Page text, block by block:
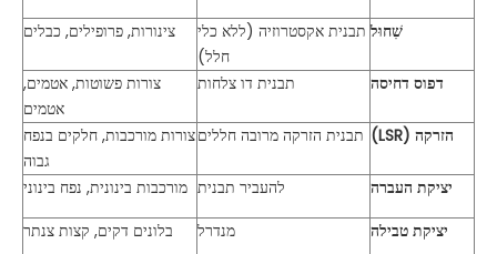
שִׁחוּל תבנית אקסטרוזיה (ללא כלי
חלל)
צינורות, פרופילים, כבלים
דפוס דחיסה תבנית דו צלחות
צורות פשוטות, אטמים,
אטמים
הזרקה (LSR)
תבנית הזרקה מרובה חלליםצורות מורכבות, חלקים בנפח
גבוה
יציקת העברה
להעביר תבנית מורכבות בינונית, נפח בינוני
יציקת טבילה
מנדרל בלונים דקים, קצות צנתר